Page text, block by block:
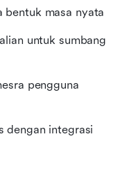
masa nyata
untuk sumbang
pengguna
dengan integrasi